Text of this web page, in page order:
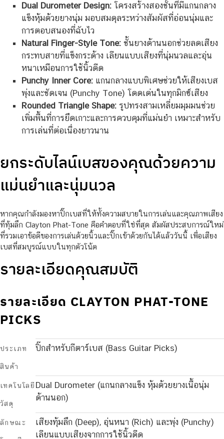
Dual Durometer Design:โครงสร้างสองชั้นที่มีแกนกลาง
แข็งหุ้มด้วยยางนุ่ม มอบสมดุลระหว่างสัมผัสที่อ่อนนุ่มและ
การตอบสนองที่ฉับไว
Natural Finger-Style Tone:ชั้นยางด้านนอกช่วยลดเสียง
กระทบสายที่แข็งกระด้าง เลียนแบบเสียงที่นุ่มนวลและอุ่น
หนาเหมือนการใช้นิ้วดีด
Punchy Inner Core:แกนกลางแบบพิเศษช่วยให้เสียงเบส
พุ่งและชัดเจน (Punchy Tone) โดดเด่นในทุกมิกซ์เสียง
Rounded Triangle Shape:รูปทรงสามเหลี่ยมมุมมนช่วย
เพิ่มพื้นที่การยึดเกาะและการควบคุมที่แม่นยำ เหมาะสำหรับ
การเล่นที่ต่อเนื่องยาวนาน
ยกระดับไลน์เบสของคุณด้วยความ
แม่นยำและนุ่มนวล
หากคุณกำลังมองหาปิ๊กเบสที่ให้ทั้งความสบายในการเล่นและคุณภาพเสียง
ที่ทุ้มลึก Clayton Phat-Tone คือคำตอบที่ใช่ที่สุด สัมผัสประสบการณ์ใหม่
ที่รวมเอาข้อดีของการเล่นด้วยนิ้วและปิ๊กเข้าด้วยกันได้แล้ววันนี้ เพื่อเสียง
เบสที่สมบูรณ์แบบในทุกตัวโน้ต
รายละเอียดคุณสมบัติ
รายละเอียด CLAYTON PHAT-TONE
PICKS
ประเภท
สินค้า
ปิ๊กสำหรับกีตาร์เบส (Bass Guitar Picks)
เทคโนโลยี
วัสดุ
Dual Durometer (แกนกลางแข็ง หุ้มด้วยยางเนื้อนุ่ม
ด้านนอก)
ลักษณะ
เสียงทุ้มลึก (Deep), อุ่นหนา (Rich) และพุ่ง (Punchy)
เลียนแบบเสียงจากการใช้นิ้วดีด